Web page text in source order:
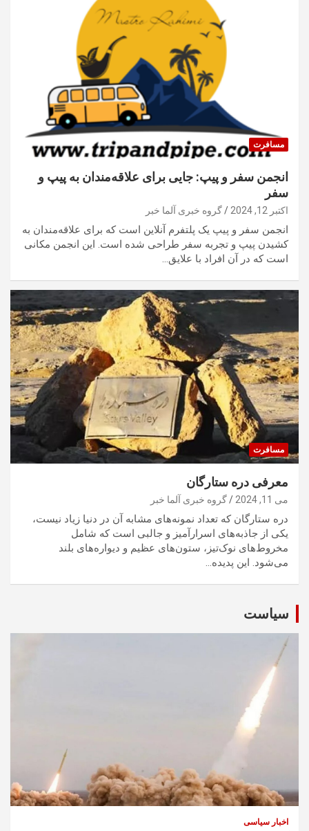
مسافرت
انجمن سفر و پیپ: جایی برای علاقه‌مندان به پیپ و
سفر
اکتبر 12, 2024 گروه خبری آلما خبر
انجمن سفر و پیپ یک پلتفرم آنلاین است که برای علاقه‌مندان به
کشیدن پیپ و تجربه سفر طراحی شده است. این انجمن مکانی
است که در آن افراد با علایق…
مسافرت
معرفی دره ستارگان
می 11, 2024 گروه خبری آلما خبر
دره ستارگان که تعداد نمونه‌های مشابه آن در دنیا زیاد نیست،
یکی از جاذبه‌های اسرارآمیز و جالبی است که شامل
مخروط‌های نوک‌تیز، ستون‌های عظیم و دیواره‌های بلند
می‌شود. این پدیده…
سیاست
اخبار سیاسی